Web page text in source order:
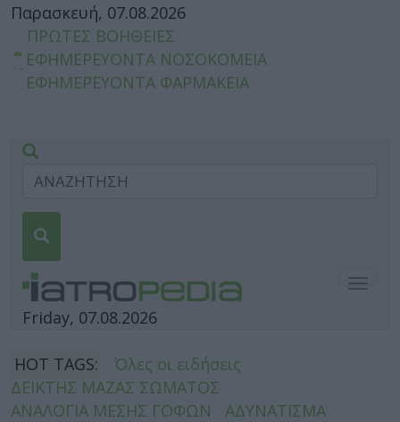
Παρασκευή, 07.08.2026
ΠΡΩΤΕΣ ΒΟΗΘΕΙΕΣ
ΕΦΗΜΕΡΕΥΟΝΤΑ ΝΟΣΟΚΟΜΕΙΑ
ΕΦΗΜΕΡΕΥΟΝΤΑ ΦΑΡΜΑΚΕΙΑ
Friday, 07.08.2026
HOT TAGS:
Όλες οι ειδήσεις
ΔΕΙΚΤΗΣ ΜΑΖΑΣ ΣΩΜΑΤΟΣ
ΑΝΑΛΟΓΙΑ ΜΕΣΗΣ ΓΟΦΩΝ
ΑΔΥΝΑΤΙΣΜΑ